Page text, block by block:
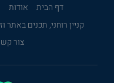
דף הבית אודות
קניין רוחני, תכנים באתר
צור